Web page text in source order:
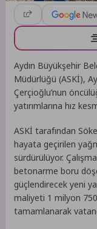
Aydın Büyükşehir
Müdürlüğü (ASKİ),
Çerçioğlu’nun
yatırımlarına hız
ASKİ tarafından
hayata geçirilen
sürdürülüyor.
betonarme boru
güçlendirecek yeni
maliyeti 1 milyon
tamamlanarak